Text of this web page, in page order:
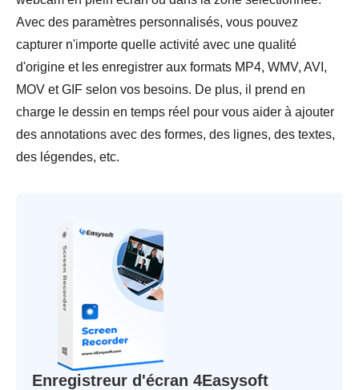
Avec des paramètres personnalisés, vous pouvez
capturer n'importe quelle activité avec une qualité
d'origine et les enregistrer aux formats MP4, WMV, AVI,
MOV et GIF selon vos besoins. De plus, il prend en
charge le dessin en temps réel pour vous aider à ajouter
des annotations avec des formes, des lignes, des textes,
des légendes, etc.
Enregistreur d'écran 4Easysoft